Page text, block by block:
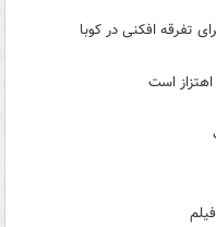
تفرقه افکنی در کوبا
است